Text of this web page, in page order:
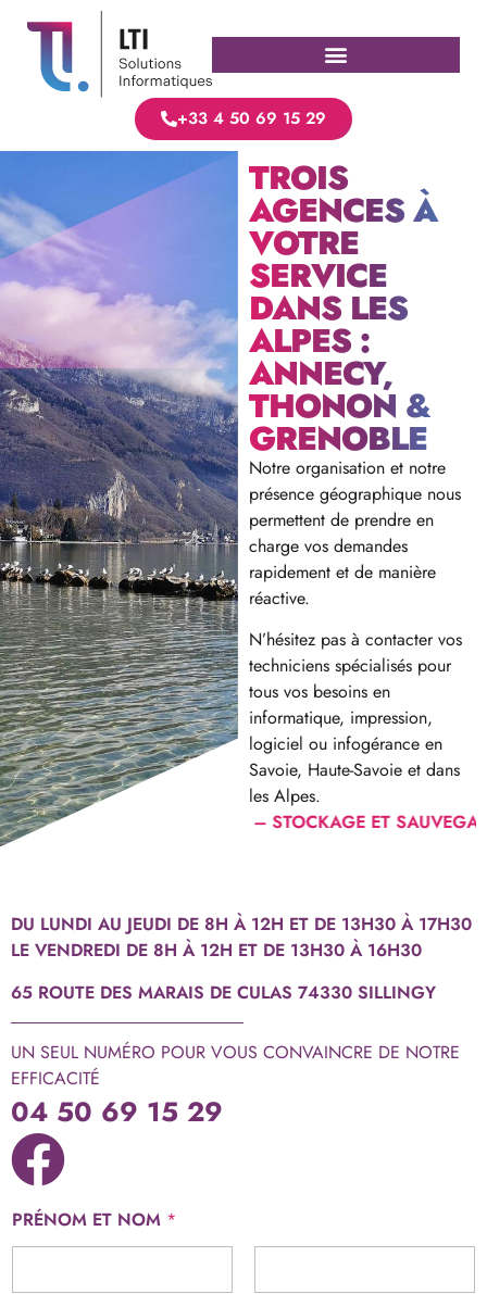
+33 4 50 69 15 29
TROIS
AGENCES À
VOTRE
SERVICE
DANS LES
ALPES :
ANNECY,
THONON &
GRENOBLE
Notre organisation et notre
présence géographique nous
permettent de prendre en
charge vos demandes
rapidement et de manière
réactive.
N’hésitez pas à contacter vos
techniciens spécialisés pour
tous vos besoins en
informatique, impression,
logiciel ou infogérance en
Savoie, Haute-Savoie et dans
les Alpes.
WINDOWS – CLOUD – STOCKAGE ET
DU LUNDI AU JEUDI DE 8H À 12H ET DE 13H30 À 17H30
LE VENDREDI DE 8H À 12H ET DE 13H30 À 16H30
65 ROUTE DES MARAIS DE CULAS 74330 SILLINGY
UN SEUL NUMÉRO POUR VOUS CONVAINCRE DE NOTRE
EFFICACITÉ
04 50 69 15 29
PRÉNOM ET NOM *